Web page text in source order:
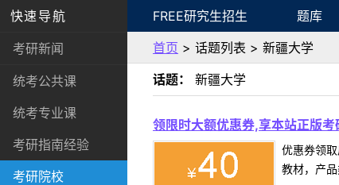
快速导航
考研新闻
统考公共课
统考专业课
考研指南经验
考研院校
FREE研究生招生 题库
首页 > 话题列表 > 新疆大学
话题：
新疆大学
领限时大额优惠券,享本站正版考
优惠券领
教材，产